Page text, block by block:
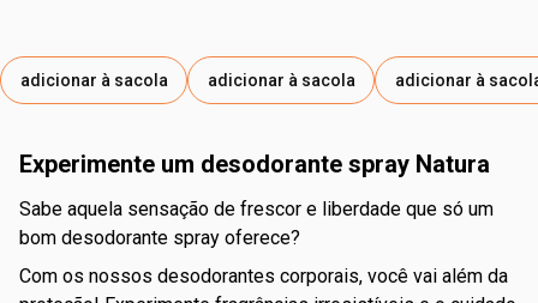
adicionar à sacola adicionar à sacola adicionar à
Experimente um desodorante spray Natura
Sabe aquela sensação de frescor e liberdade que só um
bom desodorante spray oferece?
Com os nossos desodorantes corporais, você vai além da